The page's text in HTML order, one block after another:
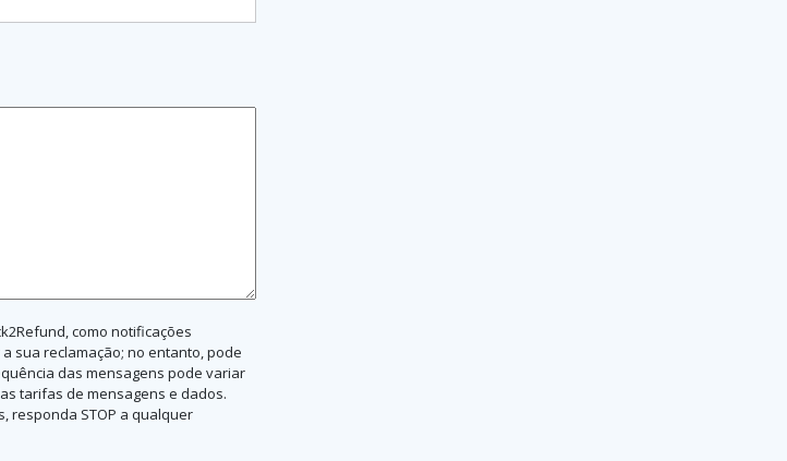
como notificações
sua reclamação; no entanto, pode
das mensagens pode variar
tarifas de mensagens e dados.
responda STOP a qualquer